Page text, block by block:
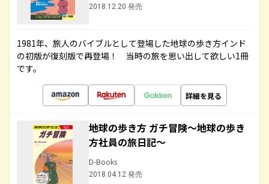
2018.12.20 発売
1981年、旅人のバイブルとして登場した地球の歩き方インド
の初版が復刻版で再登場！ 当時の旅を思い出して欲しい1冊
です。
詳細を見る
地球の歩き方 ガチ冒険～地球の歩き
方社員の旅日記～
D-Books
2018.04.12 発売